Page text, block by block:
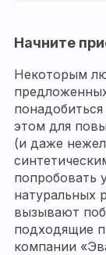
Начните
Некоторым
этом для
(и даже
попробовать
натуральных
вызывают
подходящие
компании